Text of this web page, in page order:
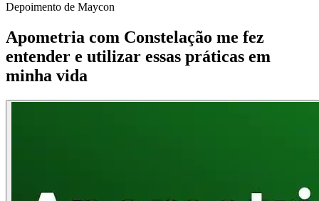
Depoimento de Maycon
Apometria com Constelação me fez
entender e utilizar essas práticas em
minha vida